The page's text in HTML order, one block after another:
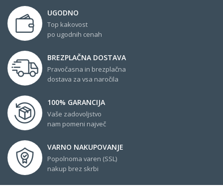
UGODNO
Top kakovost
po ugodnih cenah
BREZPLAČNA DOSTAVA
Pravočasna in brezplačna
dostava za vsa naročila
100% GARANCIJA
Vaše zadovoljstvo
nam pomeni največ
VARNO NAKUPOVANJE
Popolnoma varen (SSL)
nakup brez skrbi